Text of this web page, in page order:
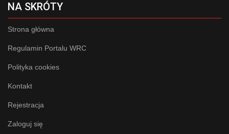
NA SKRÓTY
Strona główna
Regulamin Portalu WRC
Polityka cookies
Kontakt
Rejestracja
Zaloguj się